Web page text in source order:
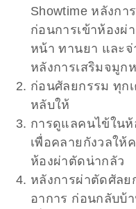
Showtime หลังก
ก่อนการเข้าห้องผ่
หน้า ทานยา และ
หลังการเสริมจมูก
ก่อนศัลยกรรม ทุก
หลับให้
การดูแลคนไข้ใน
เพื่อคลายกังวลให้
ห้องผ่าตัดน่ากลัว
หลังการผ่าตัดศัลย
อาการ ก่อนกลับบ้